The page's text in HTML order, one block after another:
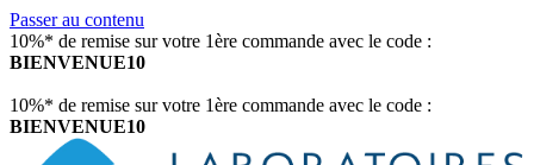
Passer au contenu
10%* de remise sur votre 1ère commande avec le code :
BIENVENUE10
10%* de remise sur votre 1ère commande avec le code :
BIENVENUE10